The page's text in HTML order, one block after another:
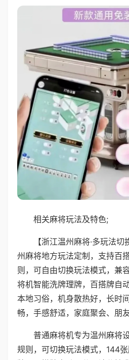
相关麻将玩法及特色;
【浙江温州麻将·多玩法
州麻将地方玩法定制，支持百
则，可自由切换玩法模式，兼
将机智能洗牌理牌，百搭牌自
本地习俗，机身散热好，长时
畅，手感舒适，家庭聚会、朋
普通麻将机专为温州麻将
规则，可切换玩法模式，144